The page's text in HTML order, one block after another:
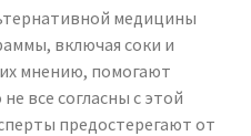
медицины
включая соки и
мнению, помогают
все согласны с этой
предостерегают от